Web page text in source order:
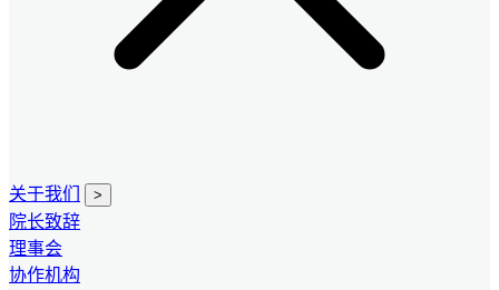
关于我们 >
院长致辞
理事会
协作机构